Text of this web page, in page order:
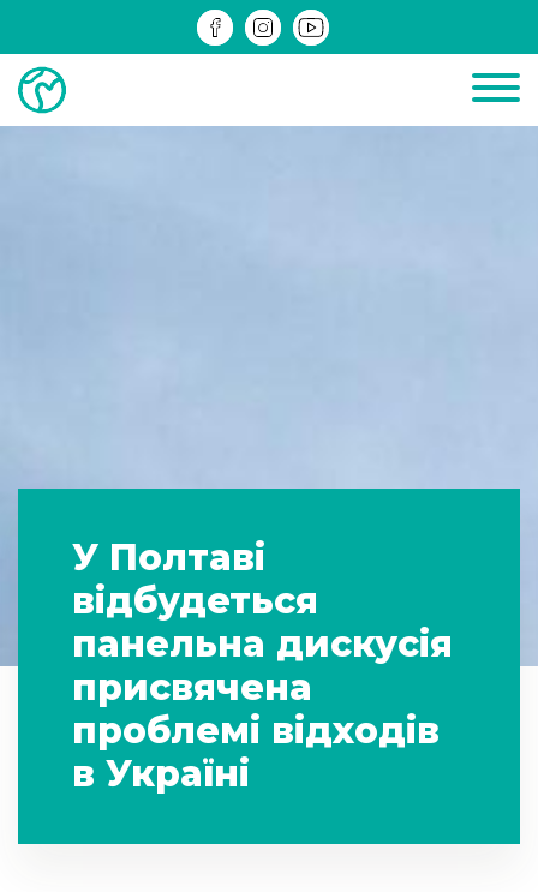
ДІЮЧІ
У Полтаві
відбудеться
панельна дискусія
присвячена
проблемі відходів
в Україні